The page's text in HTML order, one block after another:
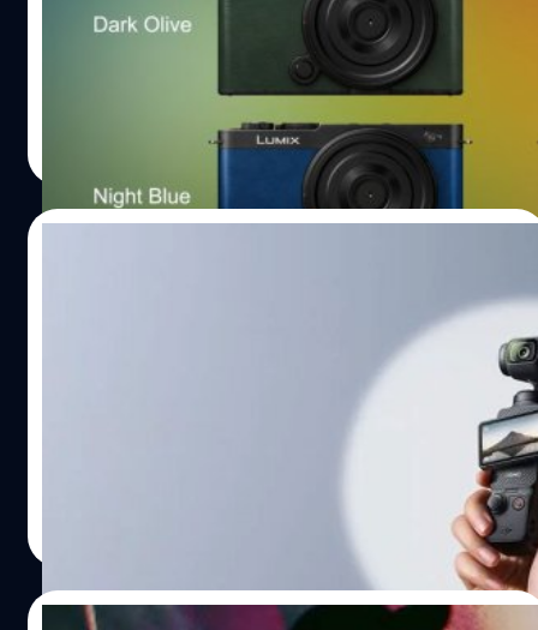
สำหรับหัวใจหลักของเจ้า X-M5 ใช้เป็นเซนเซอร์ BSI…
Creator ที่ถ้าพูดไปแล้วจะเรียกว่าเป็น S5 II ในร่างที่กะทัดรัด
พกพาสะดวกกว่าก็ว่าได้ครับ กับน้ำหนักตัวแค่ 486 กรัมเท่านั้น
| 807 days ago
เปิดตัว DJI Osmo Pocket 3 กล้องจิ๋วสายคอน
เทนต์ เซนเซอร์ใหญ่ 1 นิ้ว 4K120p พร้อมจอ
ในที่สุดก็เปิดตัวแล้วครับ กับ 'DJI Osmo Pocket 3' กล้องติ
ดกิมบอลตัวจิ๋วหนักแค่ 179 กรัม ที่อัปเกรดเซนเซอร์มาใหญ่ถึง
ขนาด 1 นิ้ว พร้อมจอ OLED ปรับมุมตั้ง/นอน ได้ เพื่อการถ่าย
วิดีโอแนวตั้งที่ง่ายกว่าเดิม สาย Content หรือท่องเที่ยวต้อง
21/09/2022